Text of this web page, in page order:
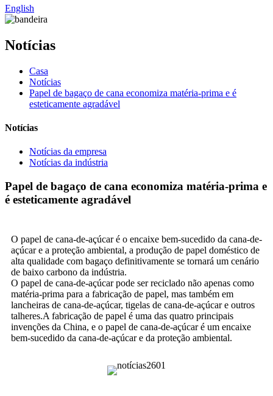
English
Notícias
Casa
Notícias
Papel de bagaço de cana economiza matéria-prima e é
esteticamente agradável
Notícias
Notícias da empresa
Notícias da indústria
Papel de bagaço de cana economiza matéria-prima e
é esteticamente agradável
O papel de cana-de-açúcar é o encaixe bem-sucedido da cana-de-
açúcar e a proteção ambiental, a produção de papel doméstico de
alta qualidade com bagaço definitivamente se tornará um cenário
de baixo carbono da indústria.
O papel de cana-de-açúcar pode ser reciclado não apenas como
matéria-prima para a fabricação de papel, mas também em
lancheiras de cana-de-açúcar, tigelas de cana-de-açúcar e outros
talheres.A fabricação de papel é uma das quatro principais
invenções da China, e o papel de cana-de-açúcar é um encaixe
bem-sucedido da cana-de-açúcar e da proteção ambiental.